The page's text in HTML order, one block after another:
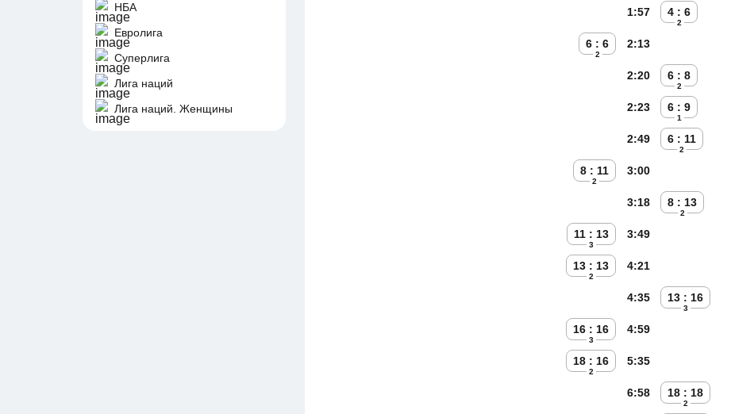
НБА
Евролига
Суперлига
Лига наций
Лига наций. Женщины
4 : 6
2
1:57
6 : 6
2
2:13
6 : 8
2
2:20
6 : 9
1
2:23
6 : 11
2
2:49
8 : 11
2
3:00
8 : 13
2
3:18
11 : 13
3
3:49
13 : 13
2
4:21
13 : 16
3
4:35
16 : 16
3
4:59
18 : 16
2
5:35
18 : 18
2
6:58